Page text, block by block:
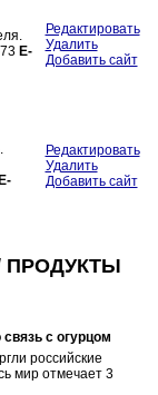
E-
Редактировать
Удалить
Добавить сайт
E-
Редактировать
Удалить
Добавить сайт
с огурцом
российские
мир отмечает 3